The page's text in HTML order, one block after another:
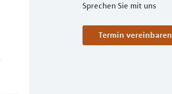
Sprechen Sie mit uns
Termin vereinbaren